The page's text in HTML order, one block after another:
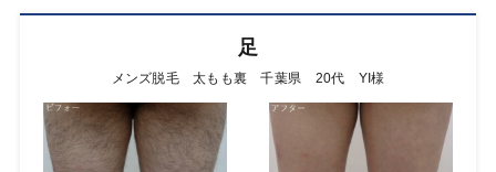
足
メンズ脱毛 太もも裏 千葉県 20代 YI様